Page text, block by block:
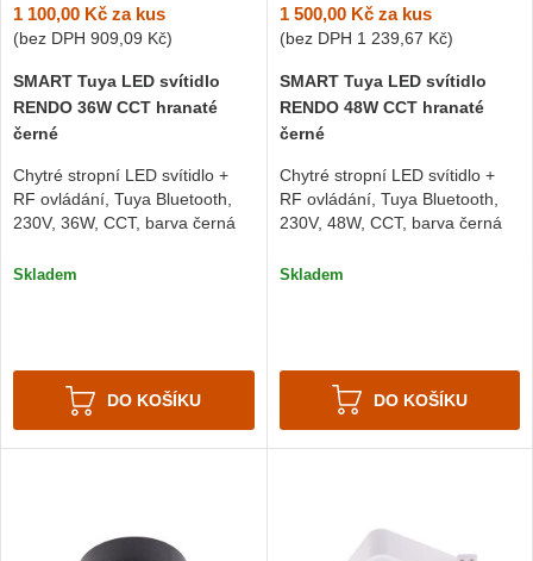
1 100,00 Kč za kus
(bez DPH 909,09 Kč)
SMART Tuya LED svítidlo
RENDO 36W CCT hranaté
černé
Chytré stropní LED svítidlo +
RF ovládání, Tuya Bluetooth,
230V, 36W, CCT, barva černá
Skladem
DO KOŠÍKU
1 500,00 Kčza kus
(bez DPH 1 239,67 Kč)
SMART Tuya LED svítidlo
RENDO 48W CCT hranaté
černé
Chytré stropní LED svítidlo +
RF ovládání, Tuya Bluetooth,
230V, 48W, CCT, barva černá
Skladem
DO KOŠÍKU